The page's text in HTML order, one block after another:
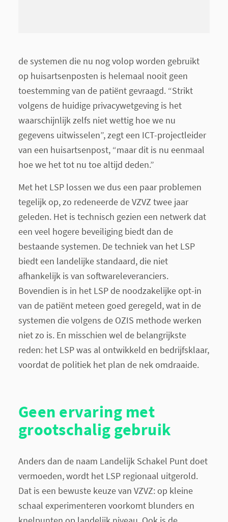
de systemen die nu nog volop worden gebruikt
op huisartsenposten is helemaal nooit geen
toestemming van de patiënt gevraagd. “Strikt
volgens de huidige privacywetgeving is het
waarschijnlijk zelfs niet wettig hoe we nu
gegevens uitwisselen”, zegt een ICT-projectleider
van een huisartsenpost, “maar dit is nu eenmaal
hoe we het tot nu toe altijd deden.”
Met het LSP lossen we dus een paar problemen
tegelijk op, zo redeneerde de VZVZ twee jaar
geleden. Het is technisch gezien een netwerk dat
een veel hogere beveiliging biedt dan de
bestaande systemen. De techniek van het LSP
biedt een landelijke standaard, die niet
afhankelijk is van softwareleveranciers.
Bovendien is in het LSP de noodzakelijke opt-in
van de patiënt meteen goed geregeld, wat in de
systemen die volgens de OZIS methode werken
niet zo is. En misschien wel de belangrijkste
reden: het LSP was al ontwikkeld en bedrijfsklaar,
voordat de politiek het plan de nek omdraaide.
Geen ervaring met
grootschalig gebruik
Anders dan de naam Landelijk Schakel Punt doet
vermoeden, wordt het LSP regionaal uitgerold.
Dat is een bewuste keuze van VZVZ: op kleine
schaal experimenteren voorkomt blunders en